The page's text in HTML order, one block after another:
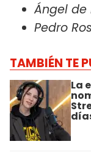
Ángel de
Pedro
TAMBIÉN TE
La